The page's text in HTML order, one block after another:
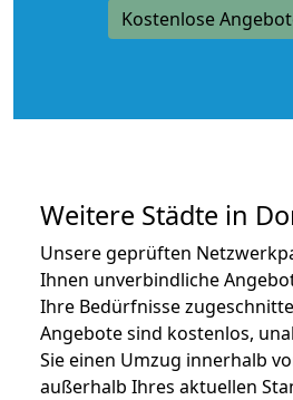
Kostenlose
Weitere Städte in
Unsere geprüften
Ihnen unverbindliche
Ihre Bedürfnisse
Angebote sind kostenlos,
Sie einen Umzug innerhalb
außerhalb Ihres aktuellen